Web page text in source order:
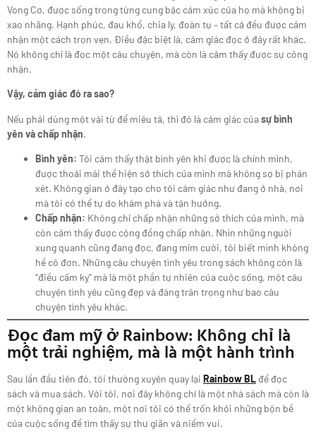
Vong Cơ, được sống trong từng cung bậc cảm xúc của họ mà không bị
xao nhãng. Hạnh phúc, đau khổ, chia ly, đoàn tụ – tất cả đều được cảm
nhận một cách trọn vẹn. Điều đặc biệt là, cảm giác đọc ở đây rất khác.
Nó không chỉ là đọc một câu chuyện, mà còn là cảm thấy được sự công
nhận.
Vậy, cảm giác đó ra sao?
Nếu phải dùng một vài từ để miêu tả, thì đó là cảm giác củasự bình
yên và chấp nhận.
Bình yên: Tôi cảm thấy thật bình yên khi được là chính mình,
được thoải mái thể hiện sở thích của mình mà không sợ bị phán
xét. Không gian ở đây tạo cho tôi cảm giác như đang ở nhà, nơi
mà tôi có thể tự do khám phá và tận hưởng.
Chấp nhận: Không chỉ chấp nhận những sở thích của mình, mà
còn cảm thấy được cộng đồng chấp nhận. Nhìn những người
xung quanh cũng đang đọc, đang mỉm cười, tôi biết mình không
hề cô đơn. Những câu chuyện tình yêu trong sách không còn là
“điều cấm kỵ” mà là một phần tự nhiên của cuộc sống, một câu
chuyện tình yêu cũng đẹp và đáng trân trọng như bao câu
chuyện tình yêu khác.
Đọc đam mỹ ở Rainbow: Không chỉ là
một trải nghiệm, mà là một hành trình
Sau lần đầu tiên đó, tôi thường xuyên quay lại Rainbow BL để đọc
sách và mua sách. Với tôi, nơi đây không chỉ là một nhà sách mà còn là
một không gian an toàn, một nơi tôi có thể trốn khỏi những bộn bề
của cuộc sống để tìm thấy sự thư giãn và niềm vui.